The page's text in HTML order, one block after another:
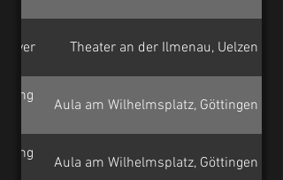
Theater an der Ilmenau, Uelzen
Aula am Wilhelmsplatz, Göttingen
Aula am Wilhelmsplatz, Göttingen